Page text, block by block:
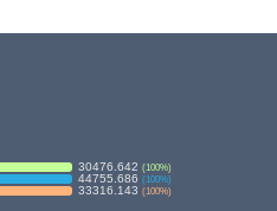
30476.642 (100%)
44755.686 (100%)
33316.143 (100%)